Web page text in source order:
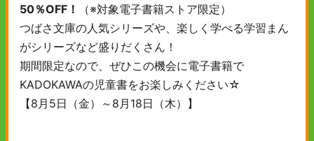
50％OFF！
（※対象電子書籍ストア限定）
つばさ文庫の人気シリーズや、楽しく学べる学習まん
がシリーズなど盛りだくさん！
期間限定なので、ぜひこの機会に電子書籍で
KADOKAWAの児童書をお楽しみください☆
【8月5日（金）～8月18日（木）】